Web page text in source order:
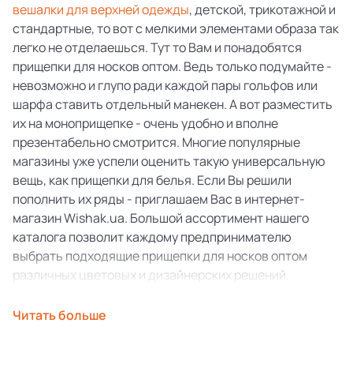
вешалки для верхней одежды, детской, трикотажной и
стандартные, то вот с мелкими элементами образа так
легко не отделаешься. Тут то Вам и понадобятся
прищепки для носков оптом. Ведь только подумайте -
невозможно и глупо ради каждой пары гольфов или
шарфа ставить отдельный манекен. А вот разместить
их на моноприщепке - очень удобно и вполне
презентабельно смотрится. Многие популярные
магазины уже успели оценить такую универсальную
вещь, как прищепки для белья. Если Вы решили
пополнить их ряды - приглашаем Вас в интернет-
магазин Wishak.ua. Большой ассортимент нашего
каталога позволит каждому предпринимателю
выбрать подходящие прищепки для носков оптом
различных цветовых и дизайнерских решений.
То, что Вы искали - уже
Читать больше